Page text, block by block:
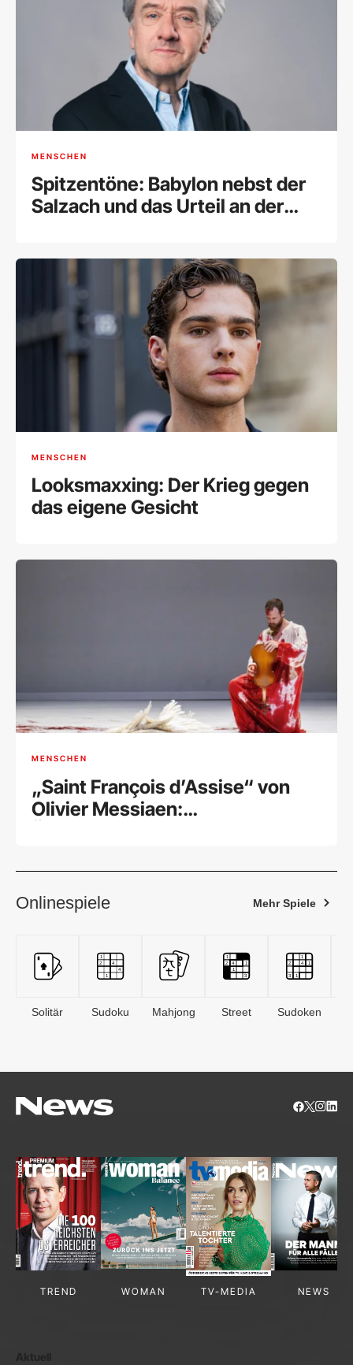
MENSCHEN
Spitzentöne: Babylon nebst der
Salzach und das Urteil an der
MENSCHEN
Looksmaxxing: Der Krieg gegen
das eigene Gesicht
MENSCHEN
„Saint François d’Assise“ von
Olivier Messiaen:
Meisterwerks
Onlinespiele Mehr Spiele
Solitär Sudoku Mahjong Street Sudoken
TREND WOMAN TV-MEDIA NEWS